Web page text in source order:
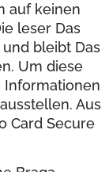
auf keinen
leser Das
bleibt Das
Um diese
Informationen
Aus
Card Secure